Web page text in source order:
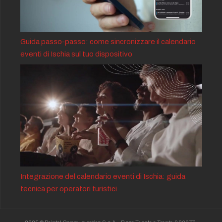
Guida passo-passo: come sincronizzare il calendario
eventi di Ischia sul tuo dispositivo
Integrazione del calendario eventi di Ischia: guida
tecnica per operatori turistici